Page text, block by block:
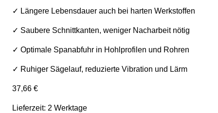
✓ Längere Lebensdauer auch bei harten Werkstoffen
✓ Saubere Schnittkanten, weniger Nacharbeit nötig
✓ Optimale Spanabfuhr in Hohlprofilen und Rohren
✓ Ruhiger Sägelauf, reduzierte Vibration und Lärm
37,66 €
Lieferzeit: 2 Werktage